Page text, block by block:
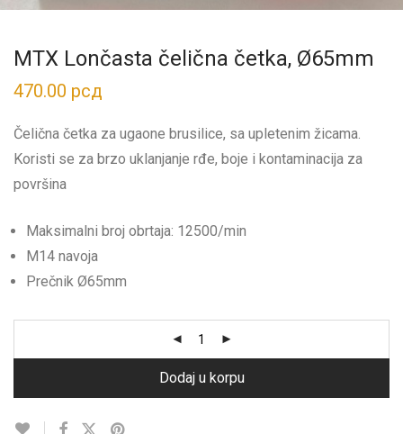
MTX Lončasta čelična četka, Ø65mm
470.00 рсд
Čelična četka za ugaone brusilice, sa upletenim žicama.
Koristi se za brzo uklanjanje rđe, boje i kontaminacija za
površina
Maksimalni broj obrtaja: 12500/min
M14 navoja
Prečnik Ø65mm
Dodaj u korpu